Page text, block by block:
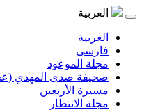
المهدي (عجّل الله فرجه)